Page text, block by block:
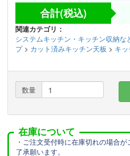
合計(税込)
関連カテゴリ：
システムキッチン・キッチン収納な
プ> カット済みキッチン天板 > キ
数量
在庫について
・ご注文受付時に在庫切れの場合
了承願います。